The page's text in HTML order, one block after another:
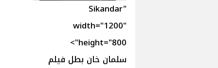
Sikandar"
width="1200"
height="800">
سلمان خان بطل فيلم